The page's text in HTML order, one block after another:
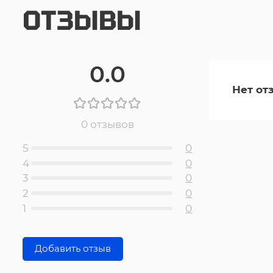
ОТЗЫВЫ
0.0
0 отзывов
5
0
4
0
3
0
2
0
1
0
Добавить отзыв
Нет